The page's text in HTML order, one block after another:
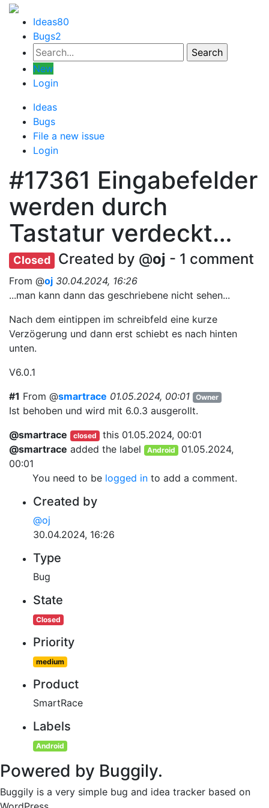
Ideas80
Bugs2
New
Login
Ideas
Bugs
File a new issue
Login
#17361 Eingabefelder
werden durch
Tastatur verdeckt…
Closed Created by @oj - 1 comment
From @oj 30.04.2024, 16:26
...man kann dann das geschriebene nicht sehen...
Nach dem eintippen im schreibfeld eine kurze
Verzögerung und dann erst schiebt es nach hinten
unten.
V6.0.1
#1 From @smartrace 01.05.2024, 00:01 Owner
Ist behoben und wird mit 6.0.3 ausgerollt.
@smartrace
closed this 01.05.2024, 00:01
@smartrace added the label Android
01.05.2024,
00:01
You need to be logged into add a comment.
Created by
@oj
30.04.2024, 16:26
Type
Bug
State
Closed
Priority
medium
Product
SmartRace
Labels
Android
Powered by Buggily.
Buggily is a very simple bug and idea tracker based on